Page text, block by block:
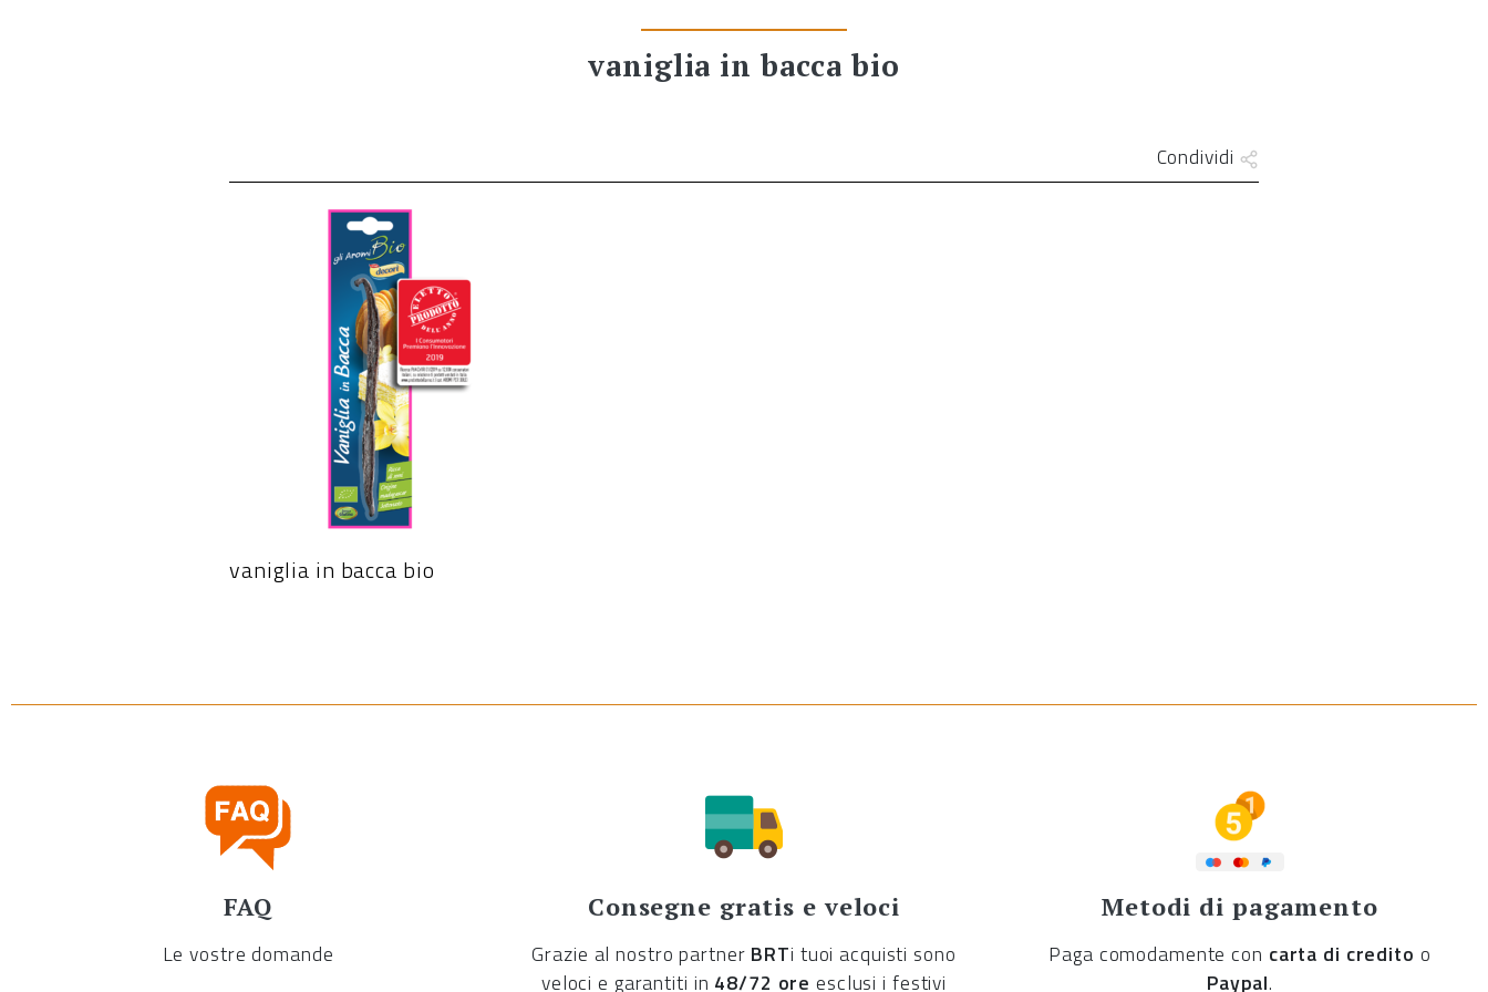
vaniglia in bacca bio
Condividi
vaniglia in bacca bio
FAQ
Le vostre domande
Consegne gratis e veloci
Grazie al nostro partner BRTi tuoi acquisti sono
veloci e garantiti in 48/72 ore esclusi i festivi
Metodi di pagamento
Paga comodamente con carta di credito o
Paypal.